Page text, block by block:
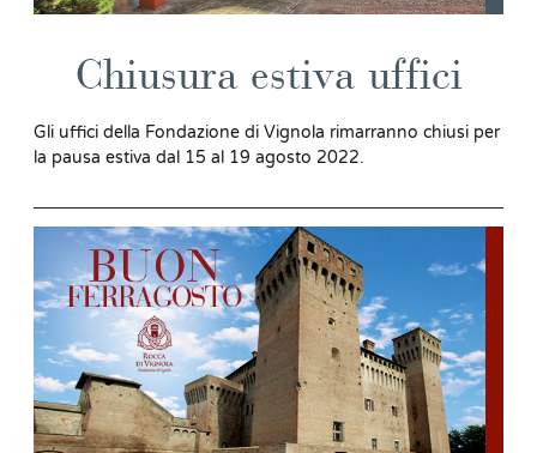
Chiusura estiva uffici
Gli uffici della Fondazione di Vignola rimarranno chiusi per
la pausa estiva dal 15 al 19 agosto 2022.